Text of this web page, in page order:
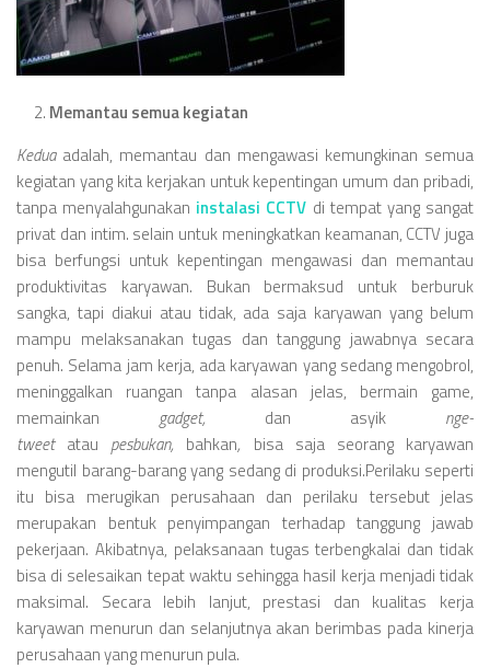
Memantau semua kegiatan
Kedua adalah, memantau dan mengawasi kemungkinan semua
kegiatan yang kita kerjakan untuk kepentingan umum dan pribadi,
tanpa menyalahgunakan instalasi CCTV di tempat yang sangat
privat dan intim. selain untuk meningkatkan keamanan, CCTV juga
bisa berfungsi untuk kepentingan mengawasi dan memantau
produktivitas karyawan. Bukan bermaksud untuk berburuk
sangka, tapi diakui atau tidak, ada saja karyawan yang belum
mampu melaksanakan tugas dan tanggung jawabnya secara
penuh. Selama jam kerja, ada karyawan yang sedang mengobrol,
meninggalkan ruangan tanpa alasan jelas, bermain game,
memainkan gadget, dan asyik nge-
tweet atau pesbukan, bahkan, bisa saja seorang karyawan
mengutil barang-barang yang sedang di produksi.Perilaku seperti
itu bisa merugikan perusahaan dan perilaku tersebut jelas
merupakan bentuk penyimpangan terhadap tanggung jawab
pekerjaan. Akibatnya, pelaksanaan tugas terbengkalai dan tidak
bisa di selesaikan tepat waktu sehingga hasil kerja menjadi tidak
maksimal. Secara lebih lanjut, prestasi dan kualitas kerja
karyawan menurun dan selanjutnya akan berimbas pada kinerja
perusahaan yang menurun pula.